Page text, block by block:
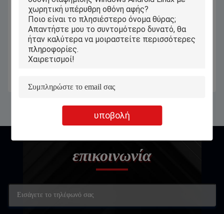
υποβολή
Παράθυρα 11,6 ιντσών όλα σε μια
βιομηχανική οθόνη αφής PC με τον
προσαρμοστή 12V 2.4A
Παράθυρα 11 οθόνη επαφής 2 σε 1
επικοινωνία